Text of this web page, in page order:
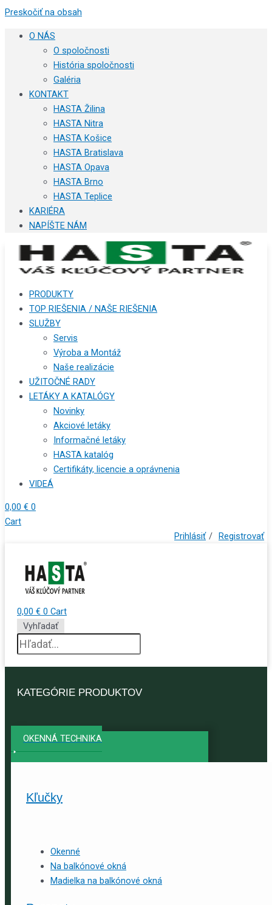
Preskočiť na obsah
O NÁS
O spoločnosti
História spoločnosti
Galéria
KONTAKT
HASTA Žilina
HASTA Nitra
HASTA Košice
HASTA Bratislava
HASTA Opava
HASTA Brno
HASTA Teplice
KARIÉRA
NAPÍŠTE NÁM
PRODUKTY
TOP RIEŠENIA / NAŠE RIEŠENIA
SLUŽBY
Servis
Výroba a Montáž
Naše realizácie
UŽITOČNÉ RADY
LETÁKY A KATALÓGY
Novinky
Akciové letáky
Informačné letáky
HASTA katalóg
Certifikáty, licencie a oprávnenia
VIDEÁ
0,00 € 0
Cart
Prihlásiť / Registrovať
0,00 € 0 Cart
Vyhľadať
KATEGÓRIE PRODUKTOV
OKENNÁ TECHNIKA
Kľučky
Okenné
Na balkónové okná
Madielka na balkónové okná